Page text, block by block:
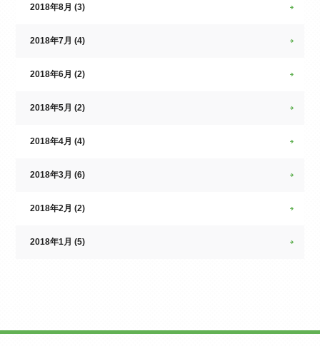
2018年8月 (3)
2018年7月 (4)
2018年6月 (2)
2018年5月 (2)
2018年4月 (4)
2018年3月 (6)
2018年2月 (2)
2018年1月 (5)